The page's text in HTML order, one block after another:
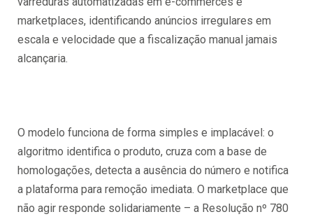
marketplaces, identificando anúncios irregulares em
escala e velocidade que a fiscalização manual jamais
alcançaria.
O modelo funciona de forma simples e implacável: o
algoritmo identifica o produto, cruza com a base de
homologações, detecta a ausência do número e notifica
a plataforma para remoção imediata. O marketplace que
não agir responde solidariamente – a Resolução nº 780